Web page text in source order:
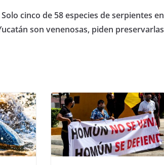
Solo cinco de 58 especies de serpientes en
son venenosas, piden preservarlas